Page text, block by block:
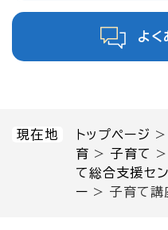
現在地 トップページ
育 > 子育て
て総合支援セ
ー > 子育て講
よく